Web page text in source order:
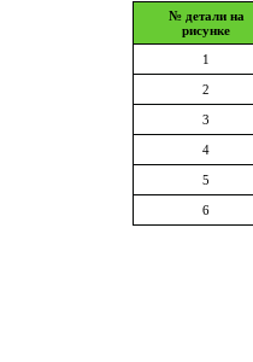
№ детали на
рисунке
1
2
3
4
5
6